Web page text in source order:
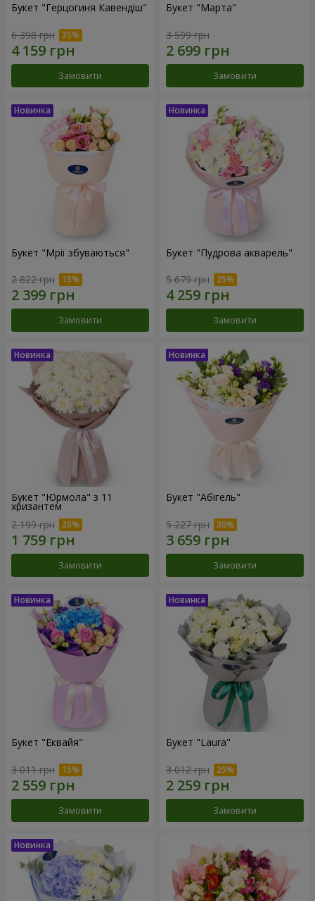
Букет "Герцогиня Кавендіш"
6 398 грн
Замовити
Букет "Марта"
3 599 грн
Замовити
Букет "Мрії збуваються"
2 822 грн
Замовити
Букет "Пудрова акварель"
5 679 грн
Замовити
Букет "Юрмола" з 11
хризантем
2 199 грн
Замовити
Букет "Абігель"
5 227 грн
Замовити
Букет "Еквайя"
3 011 грн
Замовити
Букет "Laura"
3 012 грн
Замовити